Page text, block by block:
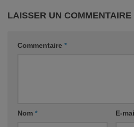
LAISSER UN COMMENTAIRE
Commentaire *
Nom * E-